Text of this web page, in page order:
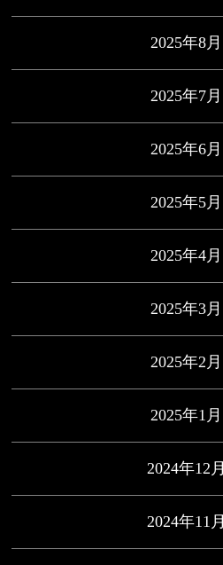
2025年8月
2025年7月
2025年6月
2025年5月
2025年4月
2025年3月
2025年2月
2025年1月
2024年12月
2024年11月